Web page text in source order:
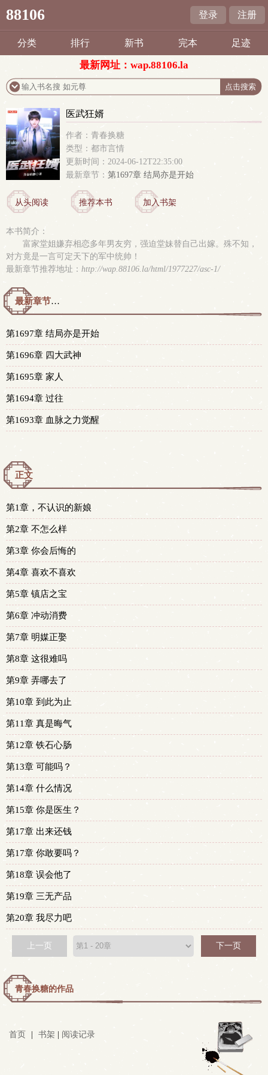
88106 登录 注册
分类 排行 新书 完本 足迹
最新网址：wap.88106.la
医武狂婿
作者：青春换糖
类型：都市言情
更新时间：2024-06-12T22:35:00
最新章节： 第1697章 结局亦是开始
从头阅读 推荐本书 加入书架
本书简介：
富家堂姐嫌弃相恋多年男友穷，强迫堂妹替自己出嫁。殊不知，
对方竟是一言可定天下的军中统帅！
最新章节推荐地址： http://wap.88106.la/html/1977227/asc-1/
最新章节预览 更新时间：2024-06-12T22:35:00
第1697章 结局亦是开始
第1696章 四大武神
第1695章 家人
第1694章 过往
第1693章 血脉之力觉醒
正文
第1章，不认识的新娘
第2章 不怎么样
第3章 你会后悔的
第4章 喜欢不喜欢
第5章 镇店之宝
第6章 冲动消费
第7章 明媒正娶
第8章 这很难吗
第9章 弄哪去了
第10章 到此为止
第11章 真是晦气
第12章 铁石心肠
第13章 可能吗？
第14章 什么情况
第15章 你是医生？
第17章 出来还钱
第17章 你敢要吗？
第18章 误会他了
第19章 三无产品
第20章 我尽力吧
上一页 下一页
青春换糖的作品
首页 书架 阅读记录